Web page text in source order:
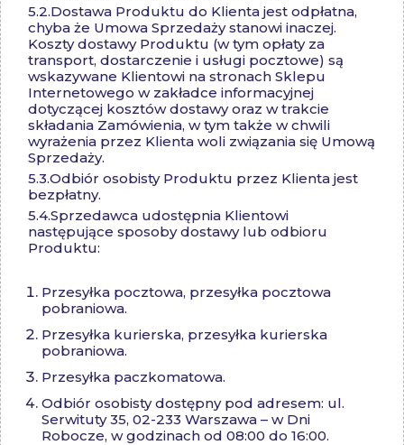
5.2.Dostawa Produktu do Klienta jest odpłatna,
chyba że Umowa Sprzedaży stanowi inaczej.
Koszty dostawy Produktu (w tym opłaty za
transport, dostarczenie i usługi pocztowe) są
wskazywane Klientowi na stronach Sklepu
Internetowego w zakładce informacyjnej
dotyczącej kosztów dostawy oraz w trakcie
składania Zamówienia, w tym także w chwili
wyrażenia przez Klienta woli związania się Umową
Sprzedaży.
5.3.Odbiór osobisty Produktu przez Klienta jest
bezpłatny.
5.4.Sprzedawca udostępnia Klientowi
następujące sposoby dostawy lub odbioru
Produktu:
Przesyłka pocztowa, przesyłka pocztowa
pobraniowa.
Przesyłka kurierska, przesyłka kurierska
pobraniowa.
Przesyłka paczkomatowa.
Odbiór osobisty dostępny pod adresem: ul.
Serwituty 35, 02-233 Warszawa – w Dni
Robocze, w godzinach od 08:00 do 16:00.